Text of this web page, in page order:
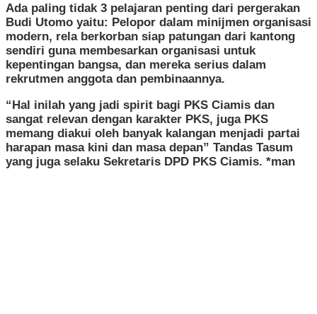
Ada paling tidak 3 pelajaran penting dari pergerakan
Budi Utomo yaitu: Pelopor dalam minijmen organisasi
modern, rela berkorban siap patungan dari kantong
sendiri guna membesarkan organisasi untuk
kepentingan bangsa, dan mereka serius dalam
rekrutmen anggota dan pembinaannya.
“Hal inilah yang jadi spirit bagi PKS Ciamis dan
sangat relevan dengan karakter PKS, juga PKS
memang diakui oleh banyak kalangan menjadi partai
harapan masa kini dan masa depan” Tandas Tasum
yang juga selaku Sekretaris DPD PKS Ciamis. *man